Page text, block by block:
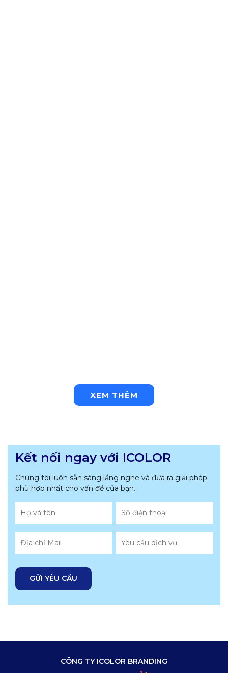
XEM THÊM
Kết nối ngay với ICOLOR
Chúng tôi luôn sẵn sàng lắng nghe và đưa ra giải pháp
phù hợp nhất cho vấn đề của bạn.
CÔNG TY ICOLOR BRANDING